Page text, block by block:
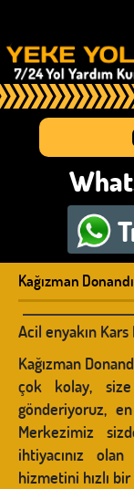
Kağızman
Acil enyakın Kars
Kağızman
çok kolay,
gönderiyoruz,
Merkezimiz
ihtiyacınız
hizmetini hızlı